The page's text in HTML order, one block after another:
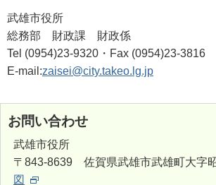
武雄市役所
総務部 財政課 財政係
Tel (0954)23-9320・Fax (0954)23-3816
E-mail:zaisei@city.takeo.lg.jp
お問い合わせ
武雄市役所
〒843-8639 佐賀県武雄市武雄町大字
図